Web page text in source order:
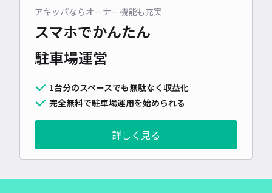
アキッパならオーナー機能も充実
スマホでかんたん
駐車場運営
1台分のスペースでも無駄なく収益化
完全無料で駐車場運用を始められる
詳しく見る